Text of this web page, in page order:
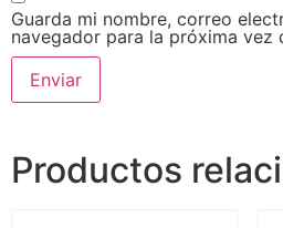
Guarda mi nombre, correo
navegador para la próxima vez
Productos